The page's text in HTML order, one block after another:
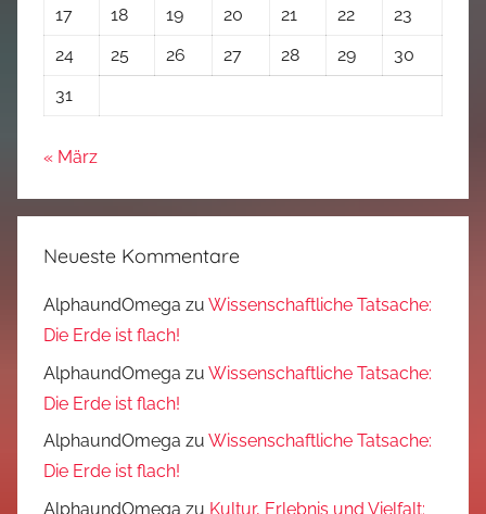
17
18 19 20 21 22
23
24
25 26 27 28 29
30
31
« März
Neueste Kommentare
AlphaundOmega zu Wissenschaftliche Tatsache:
Die Erde ist flach!
AlphaundOmega zu Wissenschaftliche Tatsache:
Die Erde ist flach!
AlphaundOmega zu Wissenschaftliche Tatsache:
Die Erde ist flach!
AlphaundOmega zu Kultur, Erlebnis und Vielfalt: